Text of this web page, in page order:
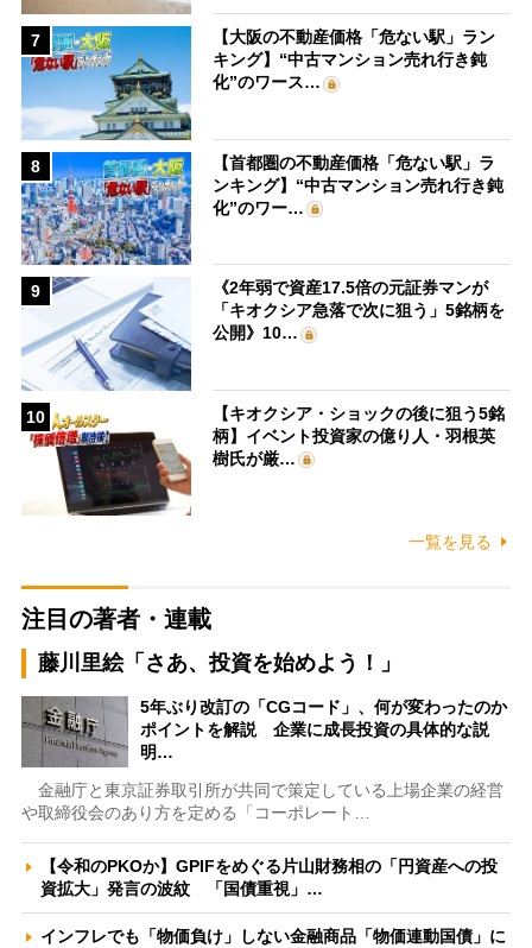
7
【大阪の不動産価格「危ない駅」ラン
キング】“中古マンション売れ行き鈍
化”のワース…
8
【首都圏の不動産価格「危ない駅」ラ
ンキング】“中古マンション売れ行き鈍
化”のワー…
9
《2年弱で資産17.5倍の元証券マンが
「キオクシア急落で次に狙う」5銘柄を
公開》10…
10
【キオクシア・ショックの後に狙う5銘
柄】イベント投資家の億り人・羽根英
樹氏が厳…
一覧を見る
注目の著者・連載
藤川里絵「さあ、投資を始めよう！」
5年ぶり改訂の「CGコード」、何が変わったのか
ポイントを解説 企業に成長投資の具体的な説
明…
金融庁と東京証券取引所が共同で策定している上場企業の経営
や取締役会のあり方を定める「コーポレート…
【令和のPKOか】GPIFをめぐる片山財務相の「円資産への投
資拡大」発言の波紋 「国債重視」…
インフレでも「物価負け」しない金融商品「物価連動国債」に